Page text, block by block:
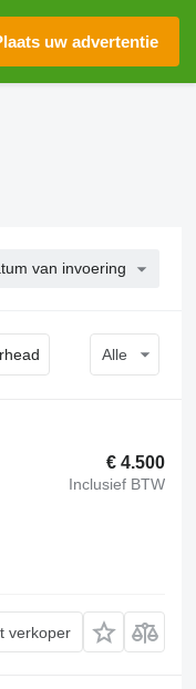
uw advertentie
van invoering
Alle
€ 4.500
Inclusief BTW
verkoper